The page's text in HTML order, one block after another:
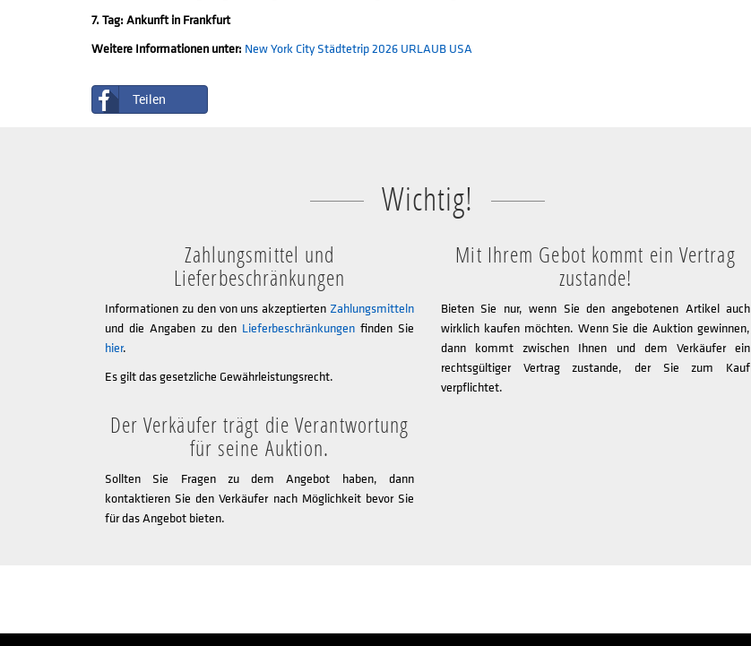
7. Tag: Ankunft in Frankfurt
Weitere Informationen unter: New York City Städtetrip 2026 URLAUB USA
Teilen
Wichtig!
Zahlungsmittel und
Lieferbeschränkungen
Informationen zu den von uns akzeptierten Zahlungsmitteln
und die Angaben zu den Lieferbeschränkungen finden Sie
hier.
Es gilt das gesetzliche Gewährleistungsrecht.
Der Verkäufer trägt die Verantwortung
für seine Auktion.
Sollten Sie Fragen zu dem Angebot haben, dann
kontaktieren Sie den Verkäufer nach Möglichkeit bevor Sie
für das Angebot bieten.
Mit Ihrem Gebot kommt ein Vertrag
zustande!
Bieten Sie nur, wenn Sie den angebotenen Artikel auch
wirklich kaufen möchten. Wenn Sie die Auktion gewinnen,
dann kommt zwischen Ihnen und dem Verkäufer ein
rechtsgültiger Vertrag zustande, der Sie zum Kauf
verpflichtet.